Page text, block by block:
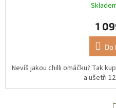
1
Do
Nevíš jakou chilli omáčku? Tak
a ušetři